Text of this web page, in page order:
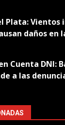
Plata: Vientos
daños en
Cuenta DNI:
a las